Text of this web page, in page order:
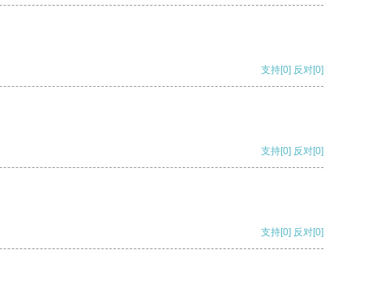
支持[0] 反对[0]
支持[0] 反对[0]
支持[0] 反对[0]